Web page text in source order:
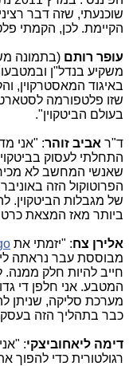
שוכנעתי, שזה דבר
הקיימת. לכן, הקמתי
עופר רותם(בתמונה
משקיע בנדל"ן
באיגוד המאסטרקוין,
שזו פלטפורמה
בעולם הביטקוין".
ד"ראביב זוהר: "אני
התחלתי לעסוק
שאנשי המחשב לא
הפרוטוקול הזה
של מגבלות הביטקוין.
ביותר מאז המצאת
אלירן צח: "יזמתי את
מבוססת עבר נראתה לי
חייב להיות חלק ממנה.
המטבע. אני חלפן די
מערכת סליקה, שניתן
כבר בתהליך הזה
דימה ליאחוביצקי
רגולטורית כדי להפוך